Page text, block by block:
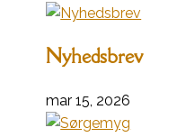
Nyhedsbrev
mar 15, 2026